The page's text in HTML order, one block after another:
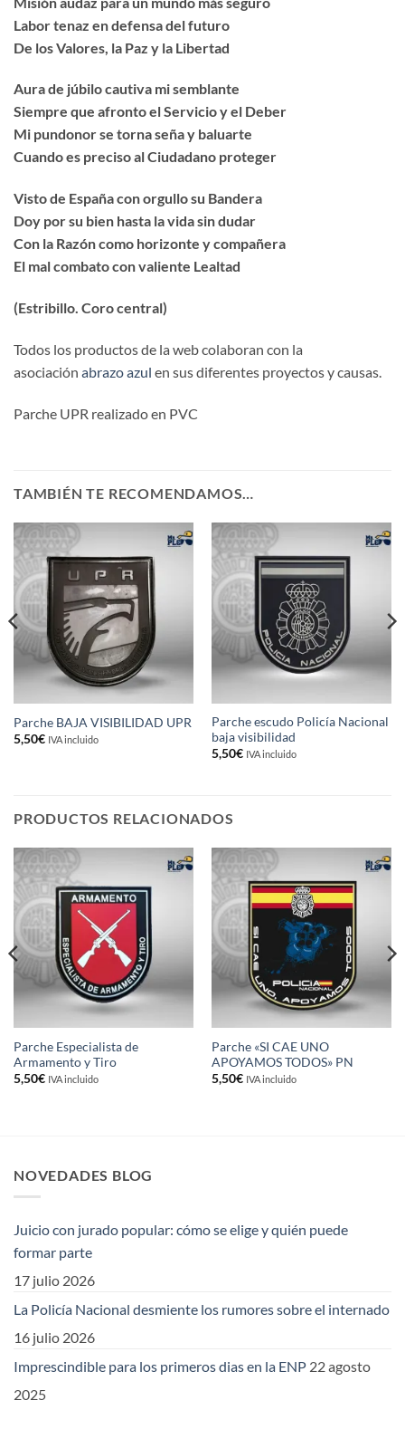
Labor tenaz en defensa del futuro
De los Valores, la Paz y la Libertad
Aura de júbilo cautiva mi semblante
Siempre que afronto el Servicio y el Deber
Mi pundonor se torna seña y baluarte
Cuando es preciso al Ciudadano proteger
Visto de España con orgullo su Bandera
Doy por su bien hasta la vida sin dudar
Con la Razón como horizonte y compañera
El mal combato con valiente Lealtad
(Estribillo. Coro central)
Todos los productos de la web colaboran con la
asociación abrazo azul en sus diferentes proyectos y causas.
Parche UPR realizado en PVC
TAMBIÉN TE RECOMENDAMOS…
Parche BAJA VISIBILIDAD UPR
5,50€ IVA incluido
Parche escudo Policía Nacional
baja visibilidad
5,50€ IVA incluido
PRODUCTOS RELACIONADOS
Parche Especialista de
Armamento y Tiro
5,50€ IVA incluido
Parche «SI CAE UNO
APOYAMOS TODOS» PN
5,50€ IVA incluido
NOVEDADES BLOG
Juicio con jurado popular: cómo se elige y quién puede
formar parte
17 julio 2026
La Policía Nacional desmiente los rumores sobre el internado
16 julio 2026
Imprescindible para los primeros dias en la ENP 22 agosto
2025